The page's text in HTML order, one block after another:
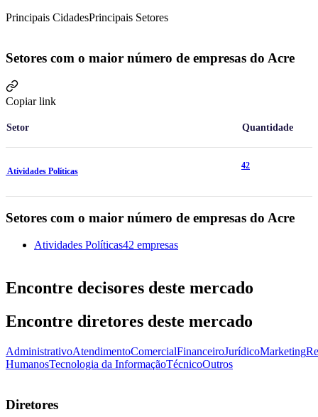
Principais CidadesPrincipais Setores
Setores com o maior número de empresas do Acre
Copiar link
Setor Quantidade
Atividades Políticas
42
Setores com o maior número de empresas do Acre
Atividades Políticas42 empresas
Encontre decisores deste mercado
Encontre diretores deste mercado
AdministrativoAtendimentoComercialFinanceiroJurídicoMarketing
HumanosTecnologia da InformaçãoTécnicoOutros
Diretores